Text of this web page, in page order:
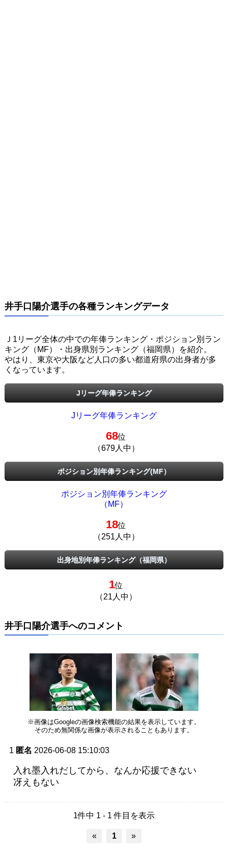
井手口陽介選手の各種ランキングデータ
Ｊ1リーグ全体の中での年俸ランキング・ポジション別ラン
キング（MF）・出身県別ランキング（福岡県）を紹介。
やはり、東京や大阪など人口の多い都道府県の出身者が多
くなっています。
Jリーグ年俸ランキング
Jリーグ年俸ランキング
68位
（679人中）
ポジション別年俸ランキング(MF）
ポジション別年俸ランキング
（MF）
18位
（251人中）
出身地別年俸ランキング（福岡県）
1位
（21人中）
井手口陽介選手へのコメント
※画像はGoogleの画像検索機能の結果を表示しています。
そのため無関係な画像が表示されることもあります。
1 匿名 2026-06-08 15:10:03
入れ墨入れだしてから、なんか応援できない
冴えもない
1件中 1 - 1 件目を表示
« 1 »